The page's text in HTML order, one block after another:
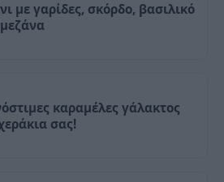
με γαρίδες, σκόρδο, βασιλικό
καραμέλες γάλακτος
σας!